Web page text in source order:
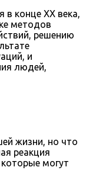
в конце XX века,
методов
решению
и
людей,
жизни, но что
реакция
могут